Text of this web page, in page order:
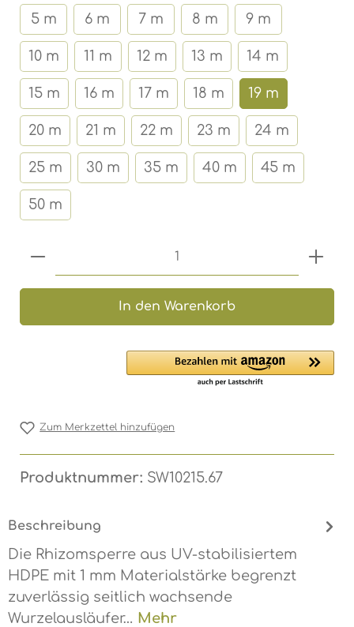
5 m 6 m 7 m 8 m 9 m
10 m 11 m 12 m 13 m 14 m
15 m 16 m 17 m 18 m 19 m
20 m 21 m 22 m 23 m 24 m
25 m 30 m 35 m 40 m 45 m
50 m
Produkt Anzahl: Gib den
In den Warenkorb
Zum Merkzettel hinzufügen
Produktnummer: SW10215.67
Beschreibung
Die Rhizomsperre aus UV-stabilisiertem
HDPE mit 1 mm Materialstärke begrenzt
zuverlässig seitlich wachsende
Wurzelausläufer… Mehr